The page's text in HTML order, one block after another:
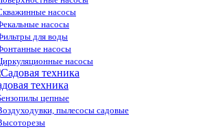
насосы
насосы
для воды
насосы
насосы
техника
цепные
пылесосы садовые